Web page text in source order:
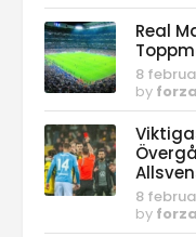
Real
8
by
8
by